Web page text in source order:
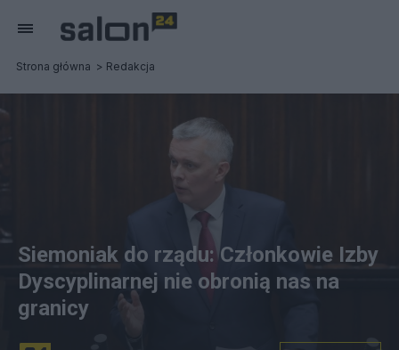
Strona główna Redakcja
Siemoniak do rządu: Członkowie Izby
Dyscyplinarnej nie obronią nas na
granicy